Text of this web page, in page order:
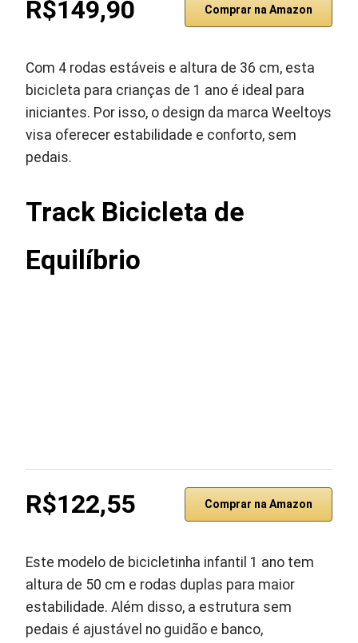
R$149,90 Comprar na Amazon
Com 4 rodas estáveis e altura de 36 cm, esta
bicicleta para crianças de 1 ano é ideal para
iniciantes. Por isso, o design da marca Weeltoys
visa oferecer estabilidade e conforto, sem
pedais.
Track Bicicleta de
Equilíbrio
R$122,55 Comprar na Amazon
Este modelo de bicicletinha infantil 1 ano tem
altura de 50 cm e rodas duplas para maior
estabilidade. Além disso, a estrutura sem
pedais é ajustável no guidão e banco,